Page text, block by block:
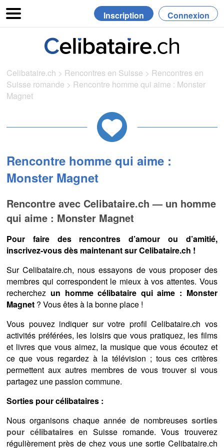
Inscription Connexion
Celibataire.ch > Rencontres en Suisse > Rencontres en
Suisse romande > Rencontre homme qui aime : Monster
Magnet
Rencontre homme qui aime :
Monster Magnet
Rencontre avec Celibataire.ch — un homme
qui aime : Monster Magnet
Pour faire des rencontres d’amour ou d’amitié,
inscrivez-vous dès maintenant sur Celibataire.ch !
Sur Celibataire.ch, nous essayons de vous proposer des
membres qui correspondent le mieux à vos attentes. Vous
recherchez un homme célibataire qui aime : Monster
Magnet ? Vous êtes à la bonne place !
Vous pouvez indiquer sur votre profil Celibataire.ch vos
activités préférées, les loisirs que vous pratiquez, les films
et livres que vous aimez, la musique que vous écoutez et
ce que vous regardez à la télévision ; tous ces critères
permettent aux autres membres de vous trouver si vous
partagez une passion commune.
Sorties pour célibataires :
Nous organisons chaque année de nombreuses sorties
pour célibatairesen Suisse romande. Vous trouverez
régulièrement près de chez vous une sortie Celibataire.ch